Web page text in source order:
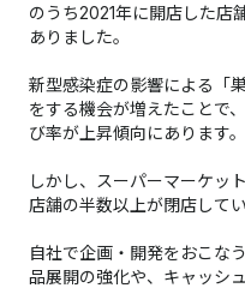
のうち2021年に開店した
ありました。
新型感染症の影響による「
をする機会が増えたことで
び率が上昇傾向にあります。
しかし、スーパーマーケッ
店舗の半数以上が閉店して
自社で企画・開発をおこな
品展開の強化や、キャッシ